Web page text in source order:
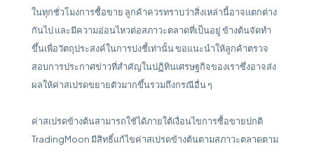
ในทุกชั่วโมงการซื้อขาย ลูกค้าควรทราบว่าสิ่งเหล่านี้อาจแตกต่าง
กันไป และมีความอ่อนไหวต่อสภาวะตลาดที่เป็นอยู่ ข้างต้นจัดทำ
ขึ้นเพื่อวัตถุประสงค์ในการบ่งชี้เท่านั้น ขอแนะนำให้ลูกค้าตรวจ
สอบการประกาศข่าวที่สำคัญในปฏิทินเศรษฐกิจของเราซึ่งอาจส่ง
ผลให้ค่าสเปรดขยายตัวมากขึ้นรวมถึงกรณีอื่น ๆ
ค่าสเปรดข้างต้นสามารถใช้ได้ภายใต้เงื่อนไขการซื้อขายปกติ
TradingMoon มีสิทธิ์แก้ไขค่าสเปรดข้างต้นตามสภาวะตลาดตาม